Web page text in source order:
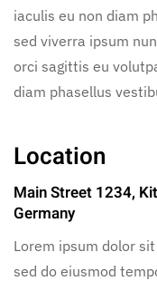
iaculis eu non diam
sed viverra ipsum
orci sagittis eu
diam phasellus
Location
Main Street 1234,
Germany
Lorem ipsum dolor
sed do eiusmod